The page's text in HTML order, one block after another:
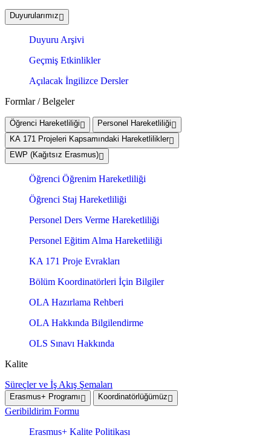
Duyurularımız
Duyuru Arşivi
Geçmiş Etkinlikler
Açılacak İngilizce Dersler
Formlar / Belgeler
Öğrenci Hareketliliği
Personel Hareketliliği
KA 171 Projeleri Kapsamındaki Hareketlilikler
EWP (Kağıtsız Erasmus)
Öğrenci Öğrenim Hareketliliği
Öğrenci Staj Hareketliliği
Personel Ders Verme Hareketliliği
Personel Eğitim Alma Hareketliliği
KA 171 Proje Evrakları
Bölüm Koordinatörleri İçin Bilgiler
OLA Hazırlama Rehberi
OLA Hakkında Bilgilendirme
OLS Sınavı Hakkında
Kalite
Süreçler ve İş Akış Şemaları
Erasmus+ Programı Koordinatörlüğümüz
Geribildirim Formu
Erasmus+ Kalite Politikası